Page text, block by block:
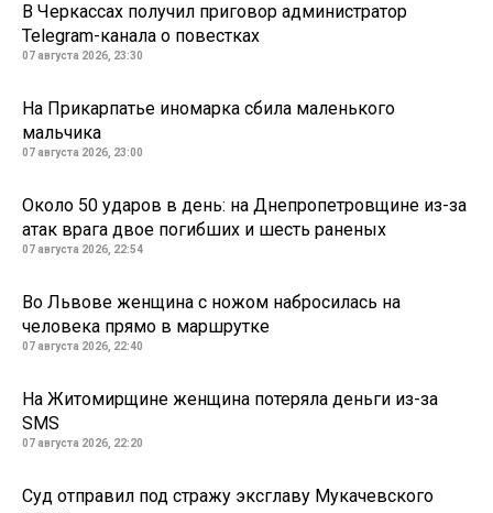
В Черкассах получил приговор администратор
Telegram-канала о повестках
07 августа 2026, 23:30
На Прикарпатье иномарка сбила маленького
мальчика
07 августа 2026, 23:00
Около 50 ударов в день: на Днепропетровщине из-за
атак врага двое погибших и шесть раненых
07 августа 2026, 22:54
Во Львове женщина с ножом набросилась на
человека прямо в маршрутке
07 августа 2026, 22:40
На Житомирщине женщина потеряла деньги из-за
SMS
07 августа 2026, 22:20
Суд отправил под стражу эксглаву Мукачевского